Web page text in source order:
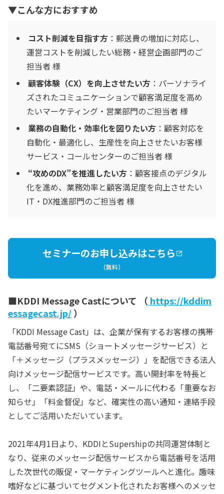
▼こんな方におすすめ
コスト削減を目指す方 ：郵送費の増加に対応し、
運営コストを削減したい総務・経営企画部門のご
担当者 様
顧客体験（CX）を向上させたい方 ：パーソナライ
ズされたコミュニケーションで顧客満足度を高め
たいマーケティング・営業部門のご担当者 様
業務の自動化・効率化を図りたい方 ：顧客対応を
自動化・最適化し、生産性を向上させたいお客様
サービス・コールセンターのご担当者 様
“攻めのDX”を推進したい方 ：顧客接点のデジタル
化を進め、業務効率と顧客満足度を向上させたい
IT・DX推進部門のご担当者 様
セミナーのお申し込みはこちら
（無料）
■KDDI Message Castについて （ https://kddim
essagecast.jp/）
「KDDI Message Cast」は、企業が保有するお客様の携帯
電話番号宛てにSMS（ショートメッセージサービス）と
「＋メッセージ（プラスメッセージ）」を配信できる法人
向けメッセージ配信サービスです。高い開封率を特長と
し、「二要素認証」や、電話・メールに代わる「重要なお
知らせ」「料金督促」など、確実性の高い通知・連絡手段
としてご活用いただいています。
2021年4月1日より、KDDIとSupershipの共同運営体制と
なり、従来のメッセージ配信サービスから電話番号を活用
した次世代の販促・マーケティングツールへと進化。趣味
嗜好などに基づいてセグメント化されたお客様へのメッセ